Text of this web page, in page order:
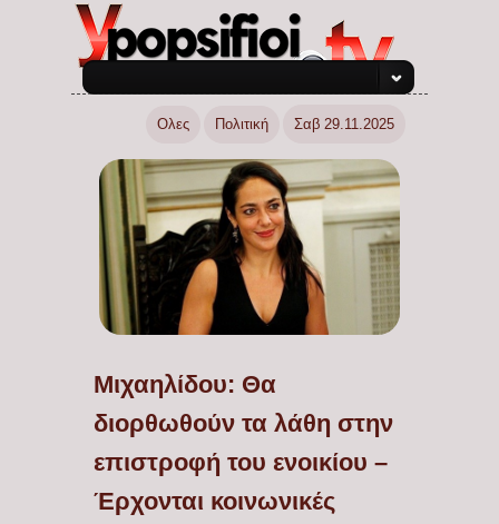
Ολες Πολιτική Σαβ 29.11.2025
Μιχαηλίδου: Θα
διορθωθούν τα λάθη στην
επιστροφή του ενοικίου –
Έρχονται κοινωνικές